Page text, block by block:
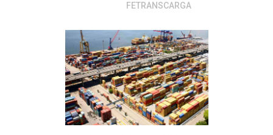
FETRANSCARGA